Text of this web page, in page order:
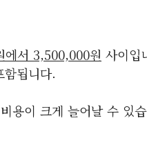
에서 3,500,000원 사이입
됩니다.
용이 크게 늘어날 수 있